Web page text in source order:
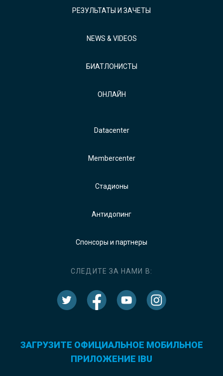
РЕЗУЛЬТАТЫ И ЗАЧЕТЫ
NEWS & VIDEOS
БИАТЛОНИСТЫ
ОНЛАЙН
Datacenter
Membercenter
Стадионы
Антидопинг
Спонсоры и партнеры
СЛЕДИТЕ ЗА НАМИ В:
ЗАГРУЗИТЕ ОФИЦИАЛЬНОЕ МОБИЛЬНОЕ
ПРИЛОЖЕНИЕ IBU